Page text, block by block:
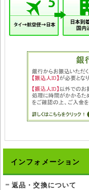
インフォメーション
返品・交換について